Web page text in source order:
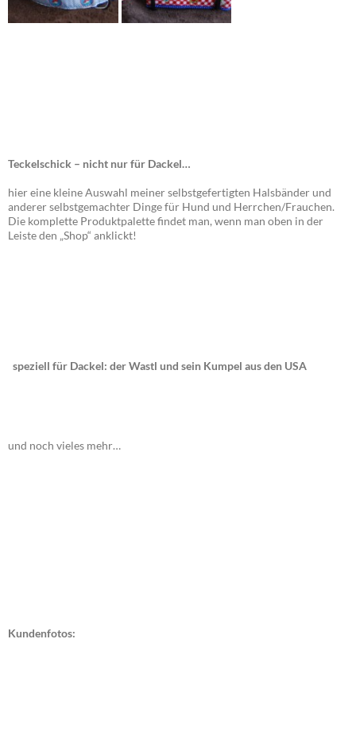
Teckelschick – nicht nur für Dackel…
hier eine kleine Auswahl meiner selbstgefertigten Halsbänder und
anderer selbstgemachter Dinge für Hund und Herrchen/Frauchen.
Die komplette Produktpalette findet man, wenn man oben in der
Leiste den „Shop“ anklickt!
speziell für Dackel: der Wastl und sein Kumpel aus den USA
und noch vieles mehr…
Kundenfotos: